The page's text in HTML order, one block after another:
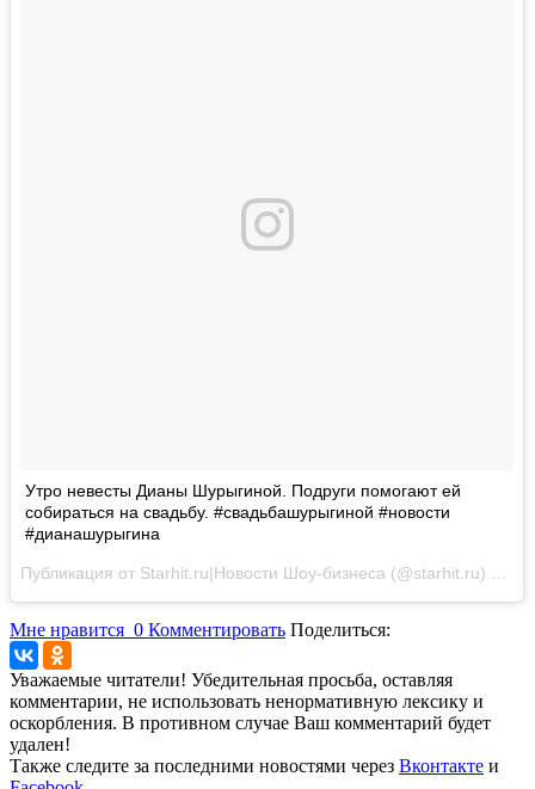
Утро невесты Дианы Шурыгиной. Подруги помогают ей
собираться на свадьбу. #свадьбашурыгиной #новости
#дианашурыгина
Мне нравится 0 Комментировать Поделиться:
Уважаемые читатели! Убедительная просьба, оставляя
комментарии, не использовать ненормативную лексику и
оскорбления. В противном случае Ваш комментарий будет
удален!
Также следите за последними новостями через Вконтакте и